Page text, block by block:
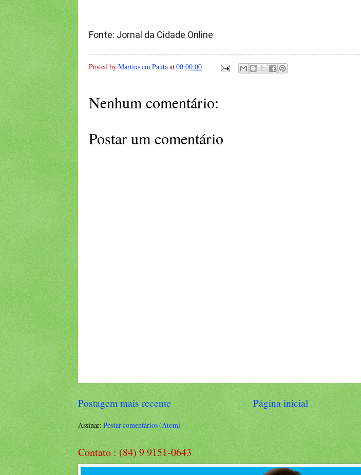
Fonte: Jornal da Cidade Online
Posted byMartins em Pautaat00:00:00
Nenhum comentário:
Postar um comentário
Postagem mais recente Página inicial
Assinar:Postar comentários (Atom)
Contato : (84) 9 9151-0643